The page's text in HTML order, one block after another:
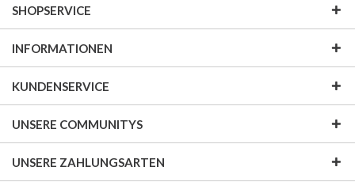
SHOPSERVICE
INFORMATIONEN
KUNDENSERVICE
UNSERE COMMUNITYS
UNSERE ZAHLUNGSARTEN